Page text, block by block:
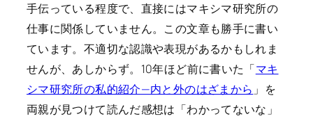
手伝っている程度で、直接にはマキシマ研究所の
仕事に関係していません。この文章も勝手に書い
ています。不適切な認識や表現があるかもしれま
せんが、あしからず。10年ほど前に書いた「マキ
シマ研究所の私的紹介—内と外のはざまから 」を
両親が見つけて読んだ感想は「わかってないな」